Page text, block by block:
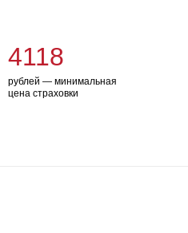
4118
рублей — минимальная
цена страховки